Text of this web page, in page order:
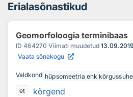
Erialasõnastikud
Geomorfoloogia terminibaas
ID 464270 Viimati muudetud 13.09.2019
Vaata sõnakogu
Valdkond hüpsomeetria ehk
et
kõrgend